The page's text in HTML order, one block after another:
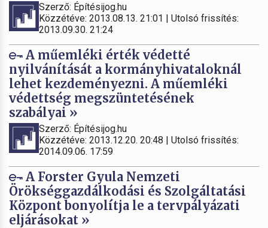
Szerző: Építésijog.hu
Közzétéve: 2013.08.13. 21:01 | Utolsó frissítés:
2013.09.30. 21:24
A műemléki érték védetté
nyilvánítását a kormányhivataloknál
lehet kezdeményezni. A műemléki
védettség megszüntetésének
szabályai »
Szerző: Építésijog.hu
Közzétéve: 2013.12.20. 20:48 | Utolsó frissítés:
2014.09.06. 17:59
A Forster Gyula Nemzeti
Örökséggazdálkodási és Szolgáltatási
Központ bonyolítja le a tervpályázati
eljárásokat »